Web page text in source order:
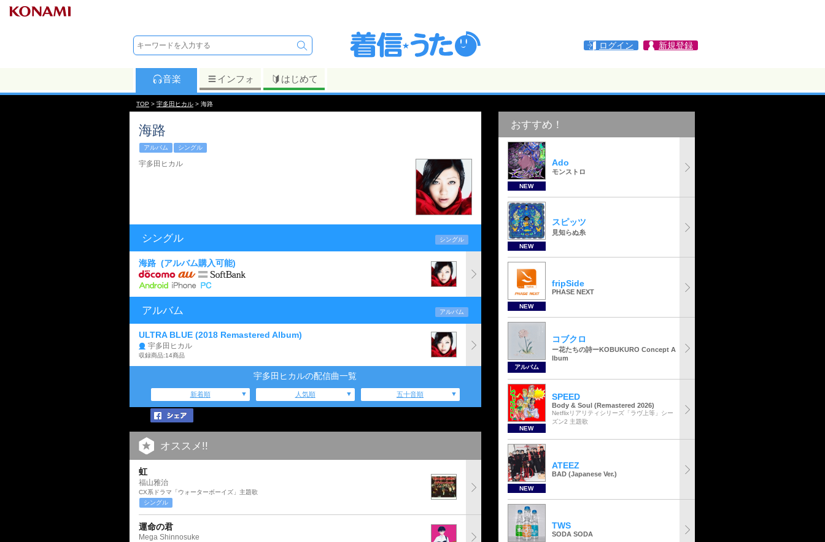
ログイン 新規登録
音楽 インフォ はじめて
TOP > 宇多田ヒカル > 海路
海路
アルバム シングル
宇多田ヒカル
シングル シングル
海路 (アルバム購入可能)
アルバム アルバム
ULTRA BLUE (2018 Remastered Album)
宇多田ヒカル
収録商品:14商品
宇多田ヒカルの配信曲一覧
新着順 人気順 五十音順
オススメ!!
虹
福山雅治
CX系ドラマ「ウォーターボーイズ」主題歌
シングル
運命の君
Mega Shinnosuke
おすすめ！
NEW
Ado
モンストロ
NEW
スピッツ
見知らぬ糸
NEW
fripSide
PHASE NEXT
アルバム
コブクロ
ー花たちの詩ーKOBUKURO Concept A
lbum
NEW
SPEED
Body & Soul (Remastered 2026)
Netflixリアリティシリーズ「ラヴ上等」シー
ズン2 主題歌
NEW
ATEEZ
BAD (Japanese Ver.)
TWS
SODA SODA